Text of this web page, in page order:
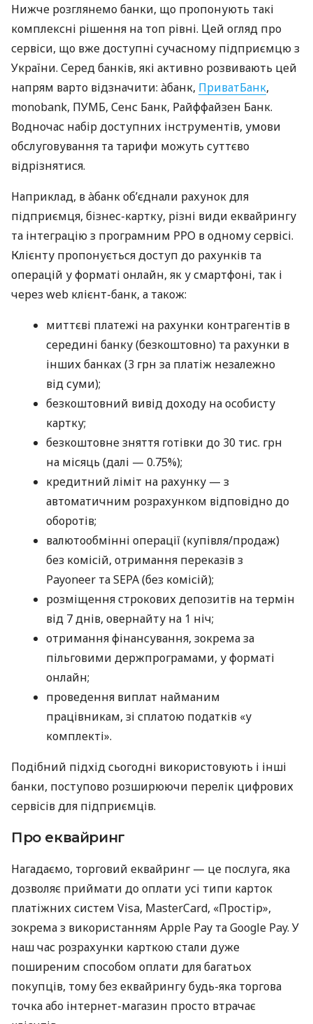
Нижче розглянемо банки, що пропонують такі
комплексні рішення на топ рівні. Цей огляд про
сервіси, що вже доступні сучасному підприємцю з
України. Серед банків, які активно розвивають цей
напрям варто відзначити: àбанк, ПриватБанк,
monobank, ПУМБ, Сенс Банк, Райффайзен Банк.
Водночас набір доступних інструментів, умови
обслуговування та тарифи можуть суттєво
відрізнятися.
Наприклад, в àбанк об’єднали рахунок для
підприємця, бізнес-картку, різні види еквайрингу
та інтеграцію з програмним РРО в одному сервісі.
Клієнту пропонується доступ до рахунків та
операцій у форматі онлайн, як у смартфоні, так і
через web клієнт-банк, а також:
миттєві платежі на рахунки контрагентів в
середині банку (безкоштовно) та рахунки в
інших банках (3 грн за платіж незалежно
від суми);
безкоштовний вивід доходу на особисту
картку;
безкоштовне зняття готівки до 30 тис. грн
на місяць (далі — 0.75%);
кредитний ліміт на рахунку — з
автоматичним розрахунком відповідно до
оборотів;
валютообмінні операції (купівля/продаж)
без комісій, отримання переказів з
Payoneer та SEPA (без комісій);
розміщення строкових депозитів на термін
від 7 днів, овернайту на 1 ніч;
отримання фінансування, зокрема за
пільговими держпрограмами, у форматі
онлайн;
проведення виплат найманим
працівникам, зі сплатою податків «у
комплекті».
Подібний підхід сьогодні використовують і інші
банки, поступово розширюючи перелік цифрових
сервісів для підприємців.
Про еквайринг
Нагадаємо, торговий еквайринг — це послуга, яка
дозволяє приймати до оплати усі типи карток
платіжних систем Visa, MasterCard, «Простір»,
зокрема з використанням Apple Pay та Google Pay. У
наш час розрахунки карткою стали дуже
поширеним способом оплати для багатьох
покупців, тому без еквайрингу будь-яка торгова
точка або інтернет-магазин просто втрачає